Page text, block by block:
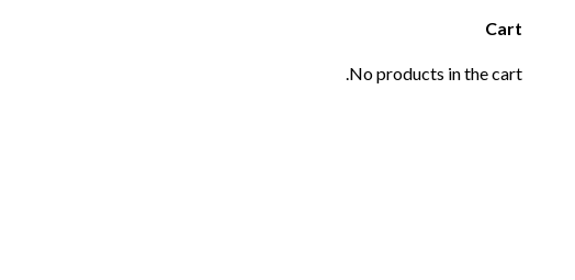
Cart
No products in the cart.